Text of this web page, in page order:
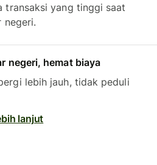
yang tinggi saat
negeri.
negeri, hemat biaya
lebih jauh, tidak peduli
lanjut